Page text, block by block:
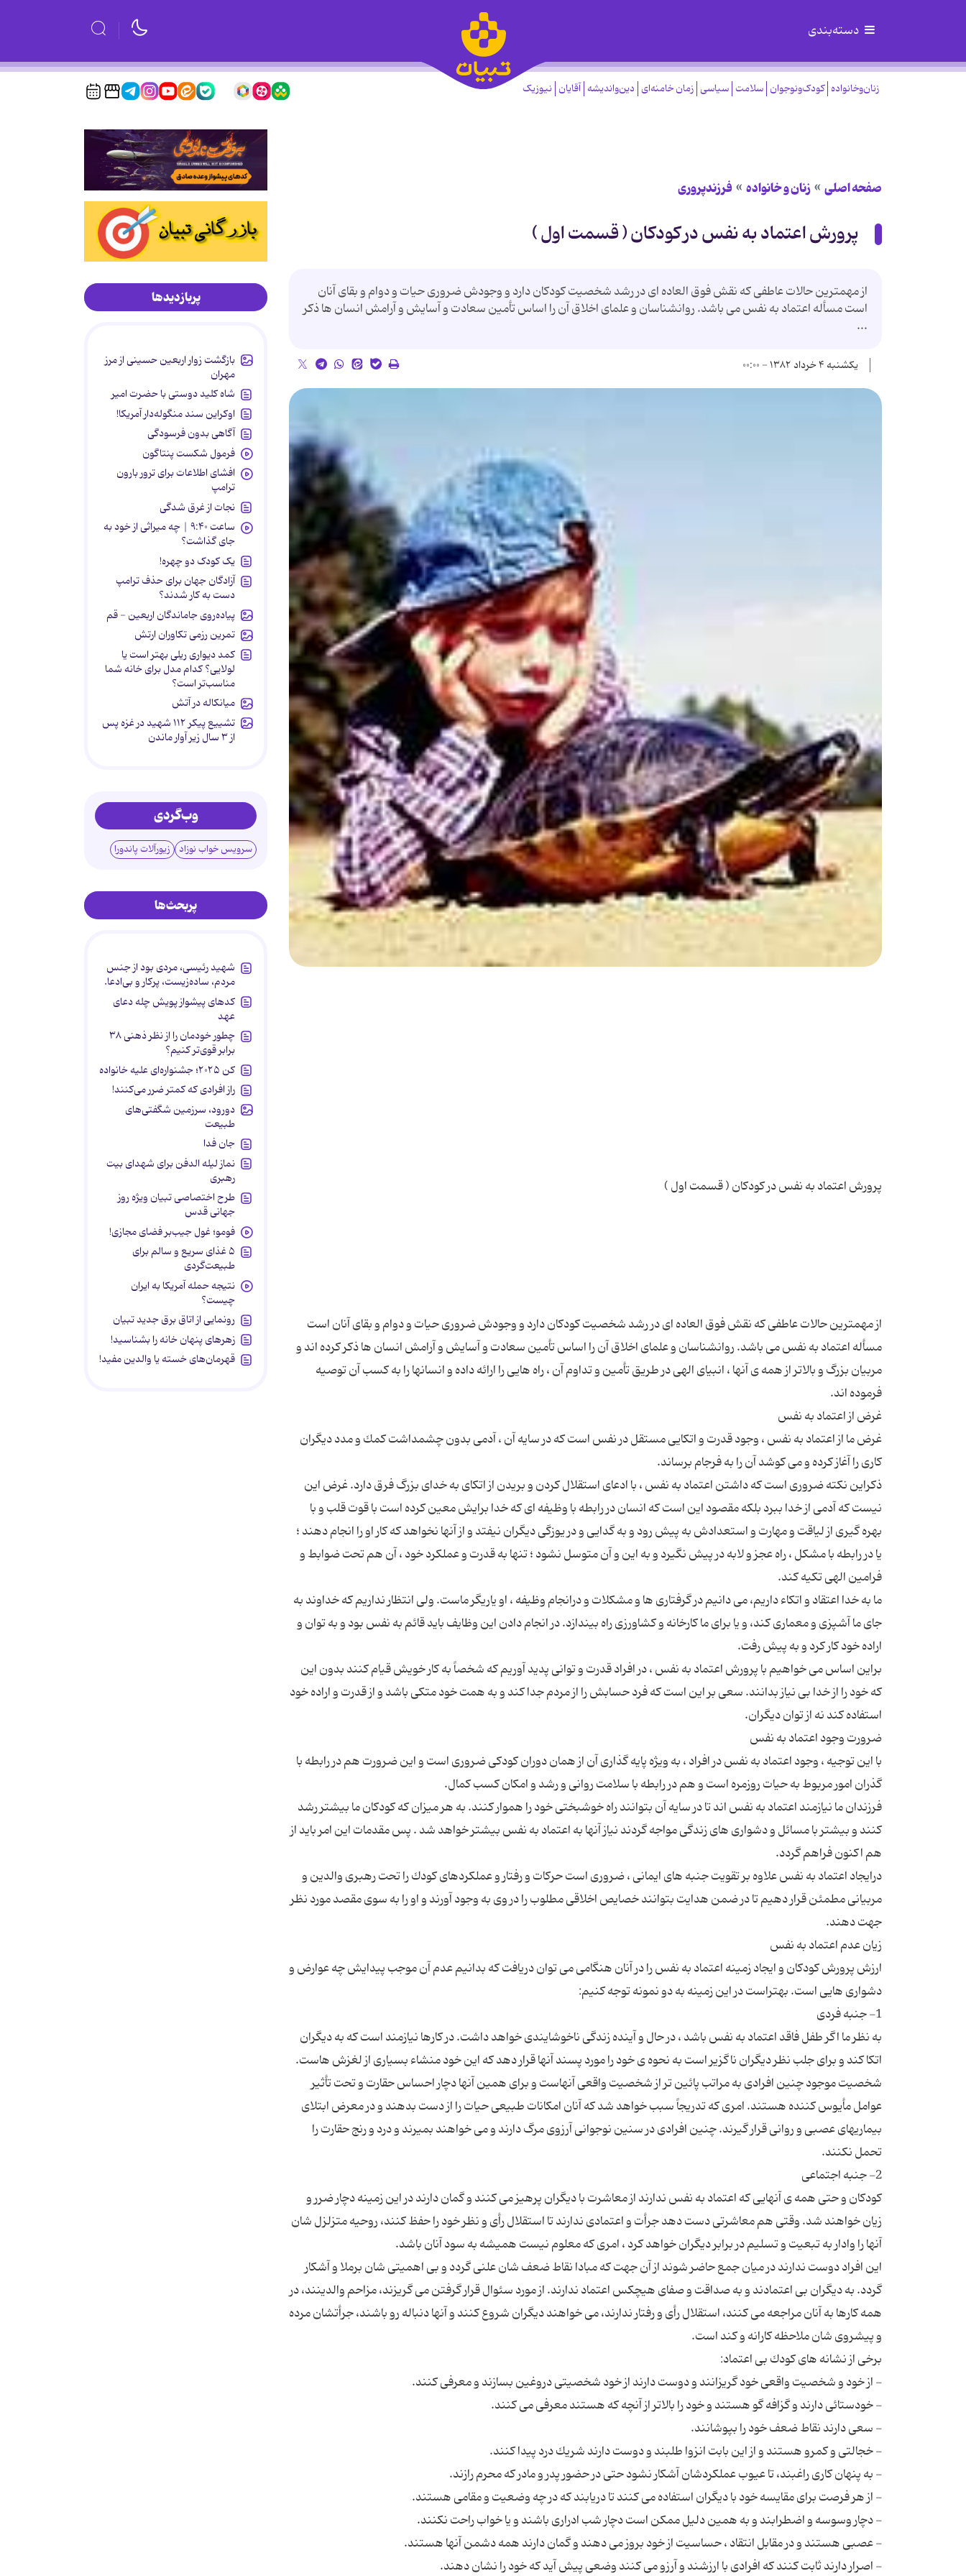
دسته‌بندی
زنان‌وخانواده کودک‌ونوجوان سلامت سیاسی زمان خامنه‌ای دین‌واندیشه آقایان نیوزیک
صفحه اصلی زنان و خانواده فرزندپروری
پرورش اعتماد به نفس در كودكان ( قسمت اول )
از مهمترین حالات عاطفی كه نقش فوق العاده ای در رشد شخصیت كودكان دارد و وجودش ضروری حیات و دوام و بقای آنان
است مسأله اعتماد به نفس می باشد. روانشناسان و علمای اخلاق آن را اساس تأمین سعادت و آسایش و آرامش انسان ها ذكر
...
یکشنبه ۴ خرداد ۱۳۸۲ - ۰۰:۰۰
پربازدیدها
بازگشت زوار اربعین حسینی از مرز
مهران
شاه کلید دوستی با حضرت امیر
اوکراین سند منگوله‌دار آمریکا!
آگاهی بدون فرسودگی
فرمول شکست پنتاگون
افشای اطلاعات برای ترور بارون
ترامپ
نجات از غرق شدگی
ساعت ۹:۴۰ | چه میراثی از خود به
جای گذاشت؟
یک کودک دو چهره!
آزادگان جهان برای حذف ترامپ
دست به کار شدند؟
پیاده‌روی جاماندگان اربعین - قم
تمرین رزمی تکاوران ارتش
کمد دیواری ریلی بهتر است یا
لولایی؟ کدام مدل برای خانه شما
مناسب‌تر است؟
میانکاله در آتش
تشییع پیکر ۱۱۲ شهید در غزه پس
از ۳ سال زیر آوار ماندن
وب‌گردی
سرویس خواب نوزاد زیورآلات پاندورا
پربحث‌ها
شهید رئیسی، مردی بود از جنس
مردم، ساده‌زیست، پرکار و بی‌ادعا.
کدهای پیشواز پویش چله دعای
عهد
چطور خودمان را از نظر ذهنی ۳۸
برابر قوی‌تر کنیم؟
کن ۲۰۲۵؛ جشنواره‌ای علیه خانواده
راز افرادی که کمتر ضرر می‌کنند!
دورود، سرزمین شگفتی‌های
طبیعت
جان فدا
نماز لیله الدفن برای شهدای بیت
رهبری
طرح اختصاصی تبیان ویژه روز
جهانی قدس
فومو؛ غول جیب‌بر فضای مجازی!
۵ غذای سریع و سالم برای
طبیعت‌گردی
نتیجه حمله آمریکا به ایران
چیست؟
رونمایی از اتاق برق جدید تبیان
زهرهای پنهان خانه را بشناسید!
قهرمان‌های خسته یا والدین مفید!